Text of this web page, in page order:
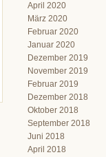
April 2020
März 2020
Februar 2020
Januar 2020
Dezember 2019
November 2019
Februar 2019
Dezember 2018
Oktober 2018
September 2018
Juni 2018
April 2018